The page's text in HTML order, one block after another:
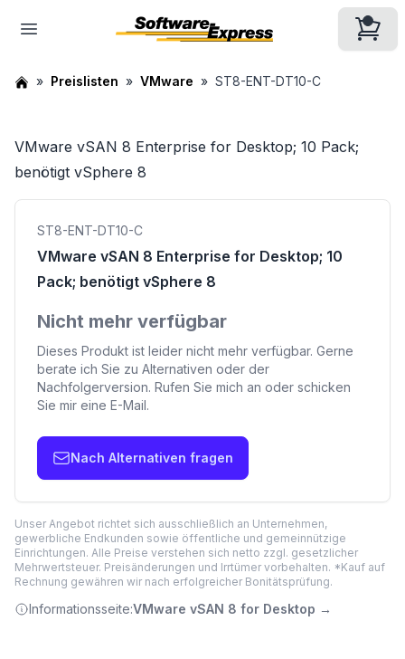
Preislisten VMware ST8-ENT-DT10-C
VMware vSAN 8 Enterprise for Desktop; 10 Pack;
benötigt vSphere 8
ST8-ENT-DT10-C
VMware vSAN 8 Enterprise for Desktop; 10
Pack; benötigt vSphere 8
Nicht mehr verfügbar
Dieses Produkt ist leider nicht mehr verfügbar. Gerne
berate ich Sie zu Alternativen oder der
Nachfolgerversion. Rufen Sie mich an oder schicken
Sie mir eine E-Mail.
Nach Alternativen fragen
Unser Angebot richtet sich ausschließlich an Unternehmen,
gewerbliche Endkunden sowie öffentliche und gemeinnützige
Einrichtungen. Alle Preise verstehen sich netto zzgl. gesetzlicher
Mehrwertsteuer. Preisänderungen und Irrtümer vorbehalten. *Kauf auf
Rechnung gewähren wir nach erfolgreicher Bonitätsprüfung.
Informationsseite:VMware vSAN 8 for Desktop →